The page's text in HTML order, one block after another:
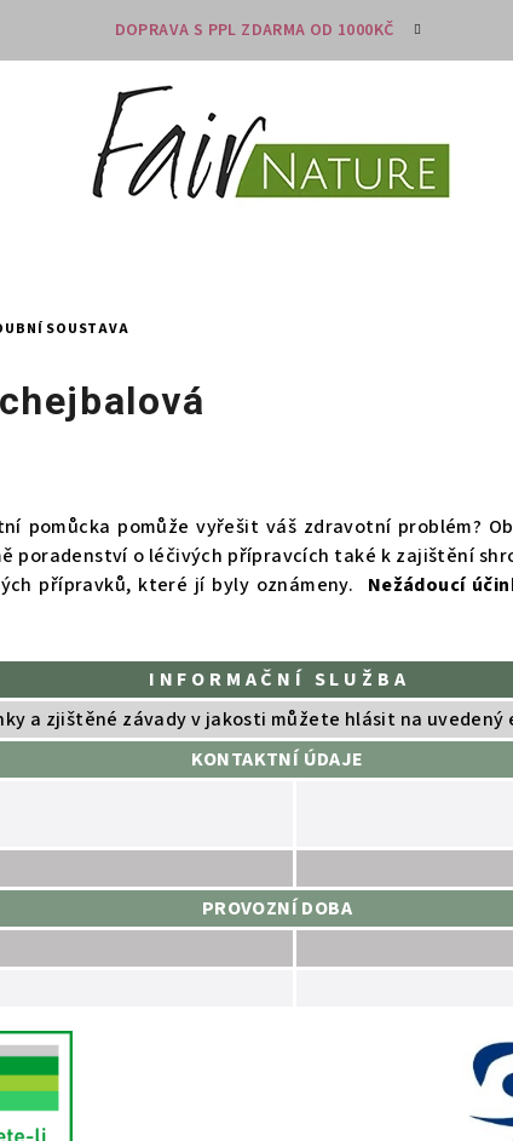
DOPRAVA S PPL ZDARMA OD 1000KČ
SOUSTAVA
pomůcka pomůže vyřešit váš zdravotní problém?
poradenství o léčivých přípravcích také k zajištění
přípravků, které jí byly oznámeny. Nežádoucí
I N F O R M A Č N Í S L U Ž B A
a zjištěné závady v jakosti můžete hlásit na uvedený
KONTAKTNÍ ÚDAJE
PROVOZNÍ DOBA